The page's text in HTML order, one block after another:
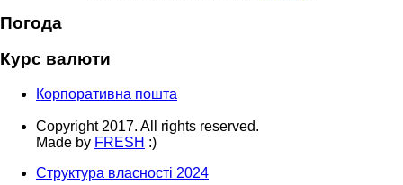
Погода
Курс валюти
Корпоративна пошта
Copyright 2017. All rights reserved.
Made by FRESH :)
Структура власності 2024